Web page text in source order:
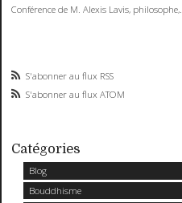
Conférence de M. Alexis Lavis, philosophe,...
S'abonner au flux RSS
S'abonner au flux ATOM
Catégories
Blog
Bouddhisme